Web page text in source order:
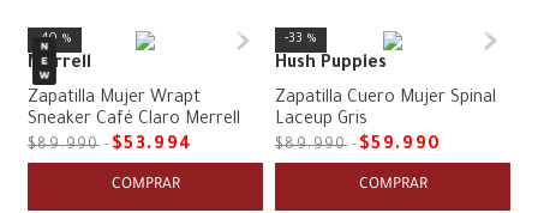
40 %
Merrell
Zapatilla Mujer Wrapt
Sneaker Café Claro Merrell
$89.990 $53. 994
COMPRAR
33 %
Hush Puppies
Zapatilla Cuero Mujer Spinal
Laceup Gris
$89.990 $59. 990
COMPRAR